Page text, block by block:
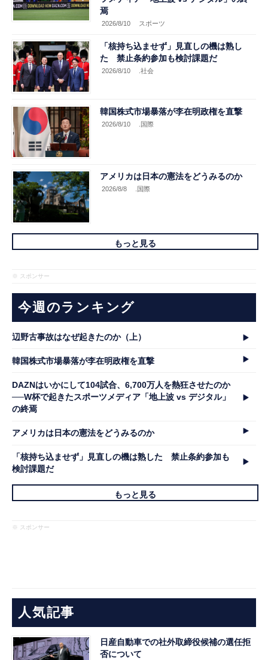
焉
2026/8/10 スポーツ
「核持ち込ませず」見直しの機は熟し
た 禁止条約参加も検討課題だ
2026/8/10 .社会
韓国株式市場暴落が李在明政権を直撃
2026/8/10 .国際
アメリカは日本の憲法をどうみるのか
2026/8/8 .国際
もっと見る
※ スポンサー
今週のランキング
辺野古事故はなぜ起きたのか（上）
韓国株式市場暴落が李在明政権を直撃
DAZNはいかにして104試合、6,700万人を熱狂させたのか
──W杯で起きたスポーツメディア「地上波 vs デジタル」
の終焉
アメリカは日本の憲法をどうみるのか
「核持ち込ませず」見直しの機は熟した 禁止条約参加も
検討課題だ
もっと見る
※ スポンサー
人気記事
日産自動車での社外取締役候補の選任拒
否について